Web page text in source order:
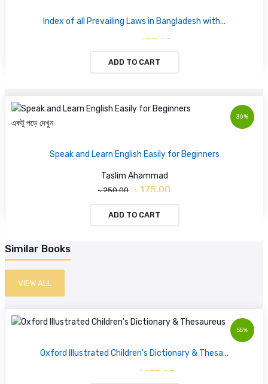
Index of all Prevailing Laws in Bangladesh with...
৳ 657.00
ADD TO CART
30%
একটু পড়ে দেখুন
Speak and Learn English Easily for Beginners
Taslim Ahammad
৳ 250.00 ৳ 175.00
ADD TO CART
Similar Books
VIEW ALL
55%
Oxford Illustrated Children's Dictionary & Thesa...
৳ 1453.95